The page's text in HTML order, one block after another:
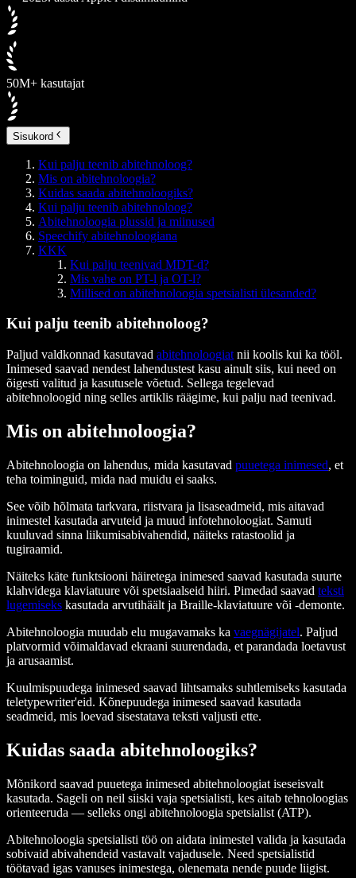
50M+ kasutajat
Sisukord
Kui palju teenib abitehnoloog?
Mis on abitehnoloogia?
Kuidas saada abitehnoloogiks?
Kui palju teenib abitehnoloog?
Abitehnoloogia plussid ja miinused
Speechify abitehnoloogiana
KKK
Kui palju teenivad MDT-d?
Mis vahe on PT-l ja OT-l?
Millised on abitehnoloogia spetsialisti ülesanded?
Kui palju teenib abitehnoloog?
Paljud valdkonnad kasutavad abitehnoloogiat nii koolis kui ka tööl.
Inimesed saavad nendest lahendustest kasu ainult siis, kui need on
õigesti valitud ja kasutusele võetud. Sellega tegelevad
abitehnoloogid ning selles artiklis räägime, kui palju nad teenivad.
Mis on abitehnoloogia?
Abitehnoloogia on lahendus, mida kasutavad puuetega inimesed, et
teha toiminguid, mida nad muidu ei saaks.
See võib hõlmata tarkvara, riistvara ja lisaseadmeid, mis aitavad
inimestel kasutada arvuteid ja muud infotehnoloogiat. Samuti
kuuluvad sinna liikumisabivahendid, näiteks ratastoolid ja
tugiraamid.
Näiteks käte funktsiooni häiretega inimesed saavad kasutada suurte
klahvidega klaviatuure või spetsiaalseid hiiri. Pimedad saavad teksti
lugemiseks kasutada arvutihäält ja Braille-klaviatuure või -demonte.
Abitehnoloogia muudab elu mugavamaks ka vaegnägijatel. Paljud
platvormid võimaldavad ekraani suurendada, et parandada loetavust
ja arusaamist.
Kuulmispuudega inimesed saavad lihtsamaks suhtlemiseks kasutada
teletypewriter'eid. Kõnepuudega inimesed saavad kasutada
seadmeid, mis loevad sisestatava teksti valjusti ette.
Kuidas saada abitehnoloogiks?
Mõnikord saavad puuetega inimesed abitehnoloogiat iseseisvalt
kasutada. Sageli on neil siiski vaja spetsialisti, kes aitab tehnoloogias
orienteeruda — selleks ongi abitehnoloogia spetsialist (ATP).
Abitehnoloogia spetsialisti töö on aidata inimestel valida ja kasutada
sobivaid abivahendeid vastavalt vajadusele. Need spetsialistid
töötavad igas vanuses inimestega, olenemata nende puude liigist.